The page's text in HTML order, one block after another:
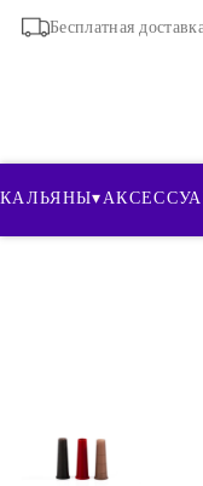
Бесплатная
КАЛЬЯНЫ▾